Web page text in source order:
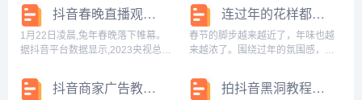
最全最好的影视解说分享
网。...
音为例，分析其春节活动玩法，探
析其在社交道路上的追求，一起来
看看。 什么是年味？明代诗人文征
明在《拜年...
抖音春晚直播观看人数破1.3亿, 火山引擎技术助力“新年俗”新体验
1月22日凌晨,兔年春晚落下帷幕。
据抖音平台数据显示,2023央视总台
1.3亿。在火山引擎视频云及边缘云
技术的支持下,抖音春晚直播不仅为
连过年的花样都卷起来了，这些抖音达人是有点子才艺在身上的
春节的脚步越来越近了，年味也越
来越浓了。围绕过年的氛围感，巨
动，集结平台达人，为用户提供 过
年指南 ，助力大家花式过新年。从
抖音商家广告教程 抖音怎么给商家做广告 拍抖音黑洞教程 拍抖音黑洞教程怎么拍